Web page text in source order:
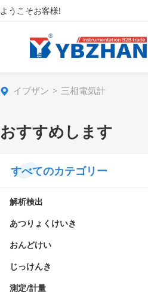
ようこそお客様!
イブザン 三相電気計
おすすめします
すべてのカテゴリー
解析検出
あつりょくけいき
おんどけい
じっけんき
測定/計量